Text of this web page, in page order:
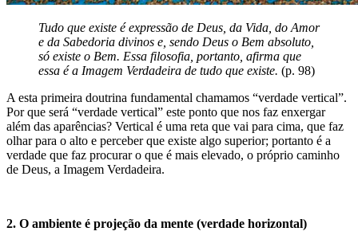
Tudo que existe é expressão de Deus, da Vida, do Amor
e da Sabedoria divinos e, sendo Deus o Bem absoluto,
só existe o Bem. Essa filosofia, portanto, afirma que
essa é a Imagem Verdadeira de tudo que existe. (p. 98)
A esta primeira doutrina fundamental chamamos “verdade vertical”.
Por que será “verdade vertical” este ponto que nos faz enxergar
além das aparências? Vertical é uma reta que vai para cima, que faz
olhar para o alto e perceber que existe algo superior; portanto é a
verdade que faz procurar o que é mais elevado, o próprio caminho
de Deus, a Imagem Verdadeira.
2. O ambiente é projeção da mente (verdade horizontal)